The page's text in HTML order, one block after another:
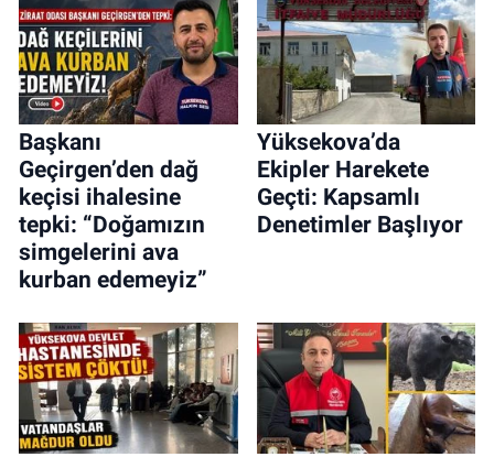
Başkanı
Geçirgen’den dağ
keçisi ihalesine
tepki: “Doğamızın
simgelerini ava
kurban edemeyiz”
Yüksekova’da
Ekipler Harekete
Geçti: Kapsamlı
Denetimler Başlıyor